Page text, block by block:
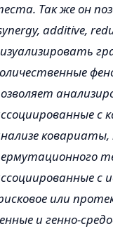
Так же он
additive,
с
или
и генно-